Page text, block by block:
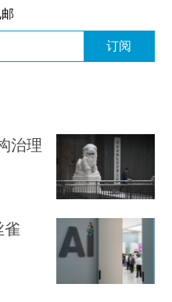
订阅
治理
雀